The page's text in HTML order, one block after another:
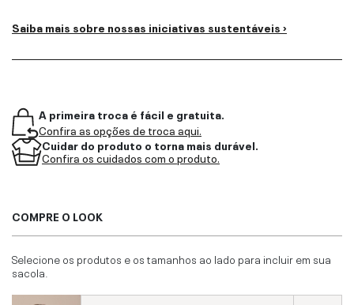
Saiba mais sobre nossas iniciativas sustentáveis ›
A primeira troca é fácil e gratuita.
Confira as opções de troca aqui.
Cuidar do produto o torna mais durável.
Confira os cuidados com o produto.
COMPRE O LOOK
Selecione os produtos e os tamanhos ao lado para incluir em sua
sacola.